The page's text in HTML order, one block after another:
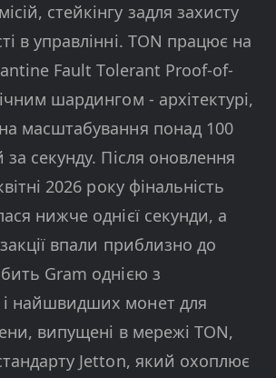
стейкінгу задля захисту
в управлінні. TON працює на
Fault Tolerant Proof-of-
шардингом - архітектурі,
масштабування понад 100
за секунду. Після оновлення
2026 року фінальність
нижче однієї секунди, а
впали приблизно до
Gram однією з
найшвидших монет для
випущені в мережі TON,
Jetton, який охоплює